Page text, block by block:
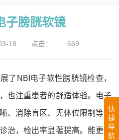
子膀胱软镜
18 点击： 669
了NBI电子软性膀胱镜检查，
也注重患者的舒适体验。电子
、消除盲区、无体位限制等优
治，检出率显著提高。能更加
快
捷
导
航